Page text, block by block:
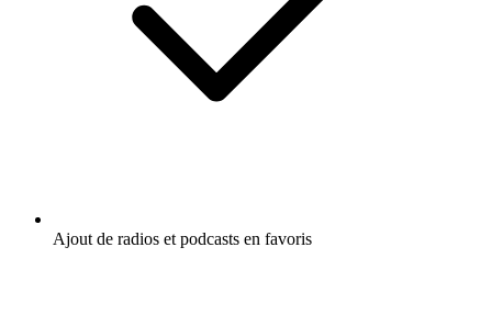
Ajout de radios et podcasts en favoris